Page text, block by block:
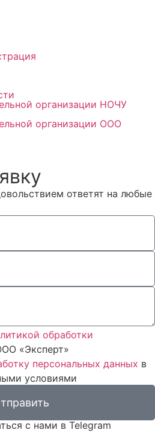
организации НОЧУ
организации ООО
ответят на любые
обработки
«Эксперт»
персональных данных в
условиями
с нами в Telegram